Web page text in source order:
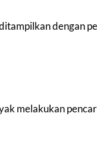
dengan
melakukan